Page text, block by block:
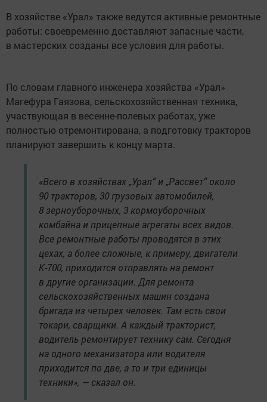
В хозяйстве «Урал» также ведутся активные ремонтные
работы: своевременно доставляют запасные части,
в мастерских созданы все условия для работы.
По словам главного инженера хозяйства «Урал»
Магефура Гаязова, сельскохозяйственная техника,
участвующая в весенне-полевых работах, уже
полностью отремонтирована, а подготовку тракторов
планируют завершить к концу марта.
«Всего в хозяйствах „Урал“ и „Рассвет“ около
90 тракторов, 30 грузовых автомобилей,
8 зерноуборочных, 3 кормоуборочных
комбайна и прицепные агрегаты всех видов.
Все ремонтные работы проводятся в этих
цехах, а более сложные, к примеру, двигатели
К-700, приходится отправлять на ремонт
в другие организации. Для ремонта
сельскохозяйственных машин создана
бригада из четырех человек. Там есть свои
токари, сварщики. А каждый тракторист,
водитель ремонтирует технику сам. Сегодня
на одного механизатора или водителя
приходится по две, а то и три единицы
техники», — сказал он.